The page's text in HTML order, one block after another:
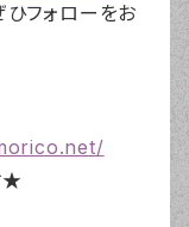
フォローをお
★